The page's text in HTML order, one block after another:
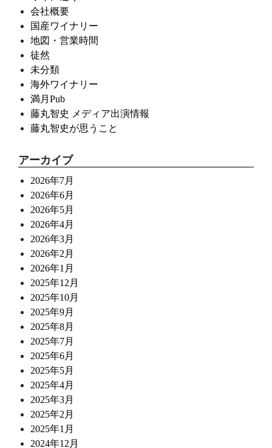
会社概要
国産ワイナリー
地図・営業時間
徒然
未分類
海外ワイナリー
満月Pub
藤丸智史 メディア出演情報
藤丸智史が思うこと
アーカイブ
2026年7月
2026年6月
2026年5月
2026年4月
2026年3月
2026年2月
2026年1月
2025年12月
2025年10月
2025年9月
2025年8月
2025年7月
2025年6月
2025年5月
2025年4月
2025年3月
2025年2月
2025年1月
2024年12月